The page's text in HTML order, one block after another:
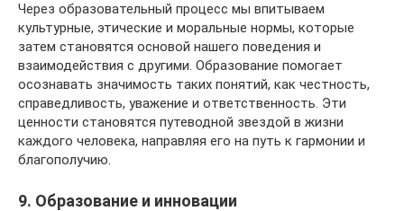
Через образовательный процесс мы впитываем
культурные, этические и моральные нормы, которые
затем становятся основой нашего поведения и
взаимодействия с другими. Образование помогает
осознавать значимость таких понятий, как честность,
справедливость, уважение и ответственность. Эти
ценности становятся путеводной звездой в жизни
каждого человека, направляя его на путь к гармонии и
благополучию.
9. Образование и инновации